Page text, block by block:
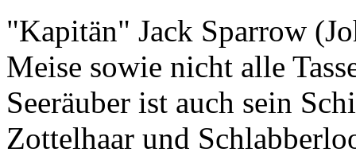
"Kapitän" Jack Sparrow
Meise sowie nicht alle
Seeräuber ist auch sein
Zottelhaar und